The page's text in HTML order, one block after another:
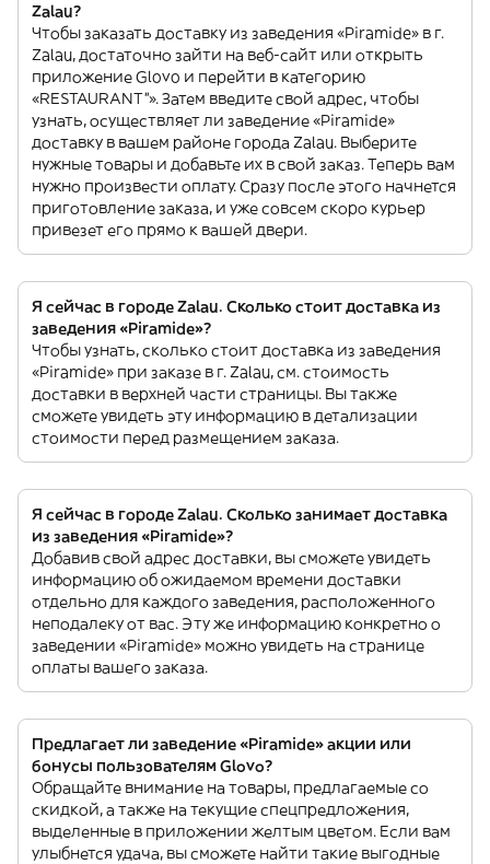
Zalau?
Чтобы заказать доставку из заведения «Piramide» в г.
Zalau, достаточно зайти на веб-сайт или открыть
приложение Glovo и перейти в категорию
«RESTAURANT”». Затем введите свой адрес, чтобы
узнать, осуществляет ли заведение «Piramide»
доставку в вашем районе города Zalau. Выберите
нужные товары и добавьте их в свой заказ. Теперь вам
нужно произвести оплату. Сразу после этого начнется
приготовление заказа, и уже совсем скоро курьер
привезет его прямо к вашей двери.
Я сейчас в городе Zalau. Сколько стоит доставка из
заведения «Piramide»?
Чтобы узнать, сколько стоит доставка из заведения
«Piramide» при заказе в г. Zalau, см. стоимость
доставки в верхней части страницы. Вы также
сможете увидеть эту информацию в детализации
стоимости перед размещением заказа.
Я сейчас в городе Zalau. Сколько занимает доставка
из заведения «Piramide»?
Добавив свой адрес доставки, вы сможете увидеть
информацию об ожидаемом времени доставки
отдельно для каждого заведения, расположенного
неподалеку от вас. Эту же информацию конкретно о
заведении «Piramide» можно увидеть на странице
оплаты вашего заказа.
Предлагает ли заведение «Piramide» акции или
бонусы пользователям Glovo?
Обращайте внимание на товары, предлагаемые со
скидкой, а также на текущие спецпредложения,
выделенные в приложении желтым цветом. Если вам
улыбнется удача, вы сможете найти такие выгодные